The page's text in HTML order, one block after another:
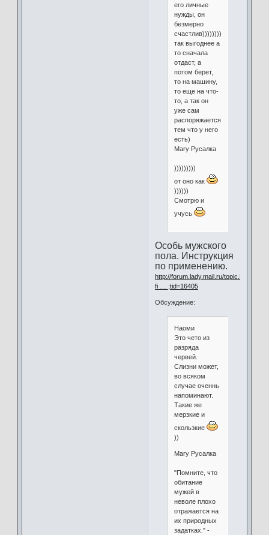
его личные
нужды, он
безмерно
счастлив)))))))))))))))))
так выгоднее а
то сначала
отдаст, а
потом берет,
то на машину,
то еще на что-
то, а так он
уже сам
распоряжается,
тем что у него
есть)
Mary Русалка
)))))))))
от оно как
))))))
Смотрю и
учусь
Особь мужского
пола. Инструкция
по применению.
http://forum.lady.mail.ru/topic.html?
fi … ;tid=16405
Обсуждение:
Наоми
Это чето из
разряда
червей.
Слизни может,
во всяком
случае оченнь
напоминают.
Такие же
мерзкие и
скользкие
))
Mary Русалка
"Помните, что
обитание
мужей в
неволе плохо
отражается на
их природных
задатках." -